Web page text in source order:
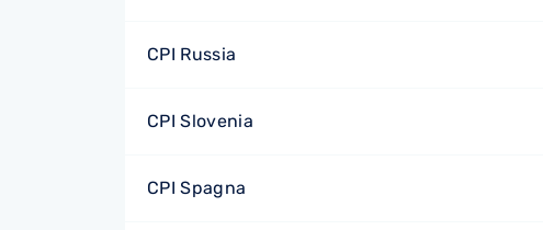
CPI Russia
CPI Slovenia
CPI Spagna